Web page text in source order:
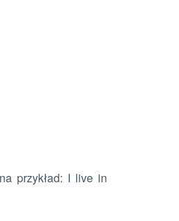
przykład: I live in